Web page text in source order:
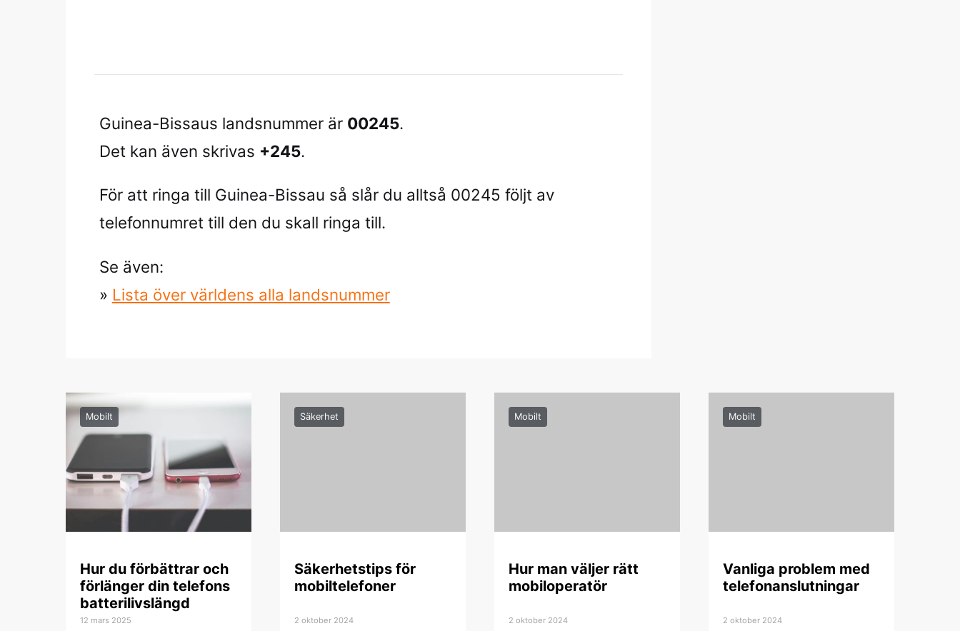
Guinea-Bissaus landsnummer är 00245.
Det kan även skrivas +245.
För att ringa till Guinea-Bissau så slår du alltså 00245 följt av
telefonnumret till den du skall ringa till.
Se även:
» Lista över världens alla landsnummer
Mobilt
Hur du förbättrar och
förlänger din telefons
batterilivslängd
12 mars 2025
Säkerhet
Säkerhetstips för
mobiltelefoner
2 oktober 2024
Mobilt
Hur man väljer rätt
mobiloperatör
2 oktober 2024
Mobilt
Vanliga problem med
telefonanslutningar
2 oktober 2024